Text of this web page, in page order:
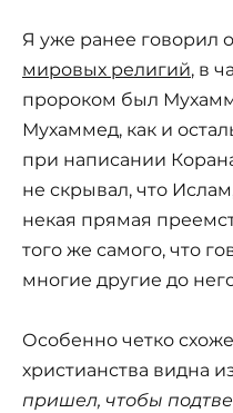
Я уже ранее говорил о
мировых религий, в
пророком был
Мухаммед, как и
при написании
не скрывал, что
некая прямая
того же самого, что
многие другие до
Особенно четко
христианства видна
пришел, чтобы